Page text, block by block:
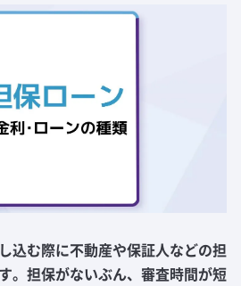
込む際に不動産や保証人などの担
。担保がないぶん、審査時間が短